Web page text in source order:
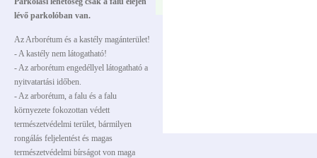
lévő parkolóban van.
Az Arborétum és a kastély magánterület!
- A kastély nem látogatható!
- Az arborétum engedéllyel látogatható a
nyitvatartási időben.
- Az arborétum, a falu és a falu
környezete fokozottan védett
természetvédelmi terület, bármilyen
rongálás feljelentést és magas
természetvédelmi bírságot von maga